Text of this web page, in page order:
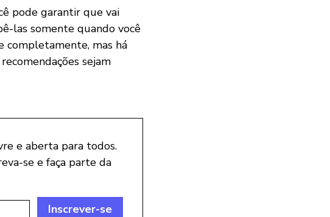
pode garantir que vai
las somente quando você
completamente, mas há
sejam
e aberta para todos.
se e faça parte da
Inscrever-se